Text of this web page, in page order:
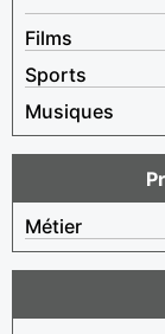
Films
Sports
Musiques
Métier